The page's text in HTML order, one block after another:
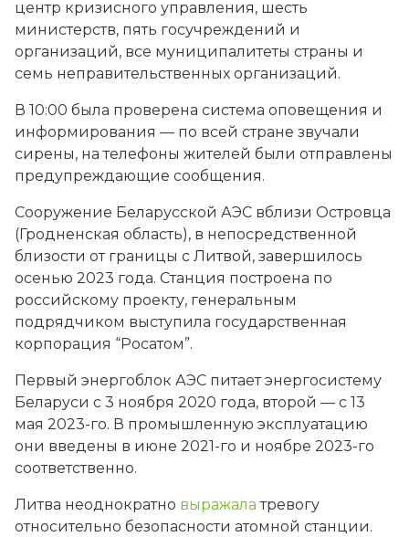
центр кризисного управления, шесть
министерств, пять госучреждений и
организаций, все муниципалитеты страны и
семь неправительственных организаций.
В 10:00 была проверена система оповещения и
информирования — по всей стране звучали
сирены, на телефоны жителей были отправлены
предупреждающие сообщения.
Сооружение Беларусской АЭС вблизи Островца
(Гродненская область), в непосредственной
близости от границы с Литвой, завершилось
осенью 2023 года. Станция построена по
российскому проекту, генеральным
подрядчиком выступила государственная
корпорация “Росатом”.
Первый энергоблок АЭС питает энергосистему
Беларуси с 3 ноября 2020 года, второй — с 13
мая 2023-го. В промышленную эксплуатацию
они введены в июне 2021-го и ноябре 2023-го
соответственно.
Литва неоднократно выражала тревогу
относительно безопасности атомной станции.